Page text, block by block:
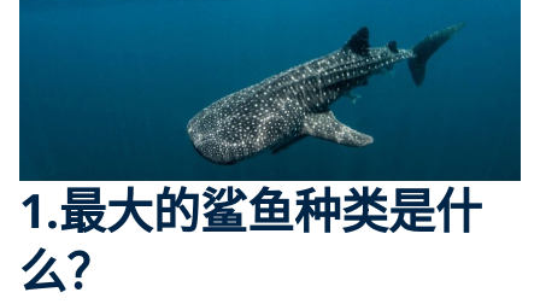
1.最大的鲨鱼种类是什
么？